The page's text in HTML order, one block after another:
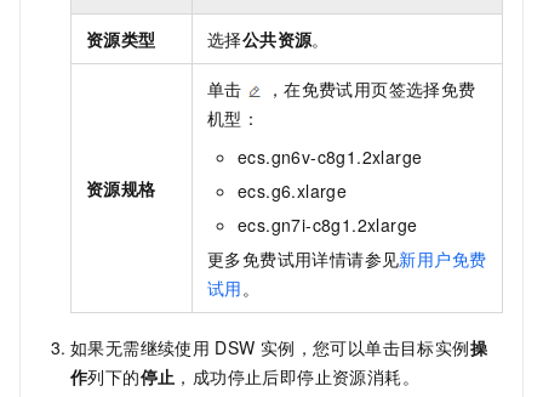
资源类型 选择公共资源。
资源规格
单击
，在免费试用页签选择免费
机型：
ecs.gn6v-c8g1.2xlarge
ecs.g6.xlarge
ecs.gn7i-c8g1.2xlarge
更多免费试用详情请参见新用户免费
试用。
如果无需继续使用 DSW 实例，您可以单击目标实例操
作列下的停止 ，成功停止后即停止资源消耗。